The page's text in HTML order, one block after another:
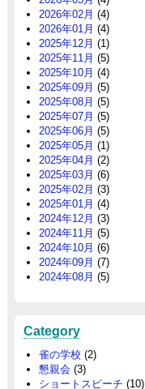
2026年02月 (4)
2026年01月 (4)
2025年12月 (1)
2025年11月 (5)
2025年10月 (4)
2025年09月 (5)
2025年08月 (5)
2025年07月 (5)
2025年06月 (5)
2025年05月 (1)
2025年04月 (2)
2025年03月 (6)
2025年02月 (3)
2025年01月 (4)
2024年12月 (3)
2024年11月 (5)
2024年10月 (6)
2024年09月 (7)
2024年08月 (5)
Category
雀の学校 (2)
懇親会 (3)
ショートスピーチ (10)